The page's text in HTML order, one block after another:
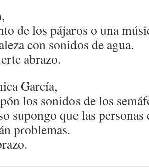
de los pájaros o una
con sonidos de agua.
abrazo.
García,
los sonidos de los
supongo que las
problemas.